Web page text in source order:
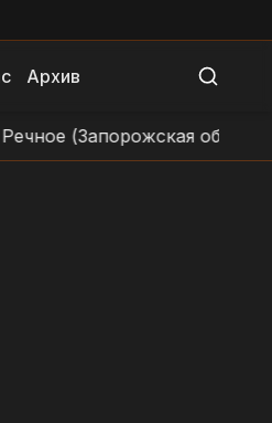
Архив
область)